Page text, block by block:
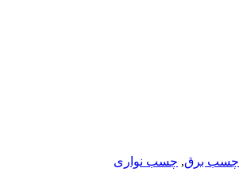
چسب برق, چسب نواری